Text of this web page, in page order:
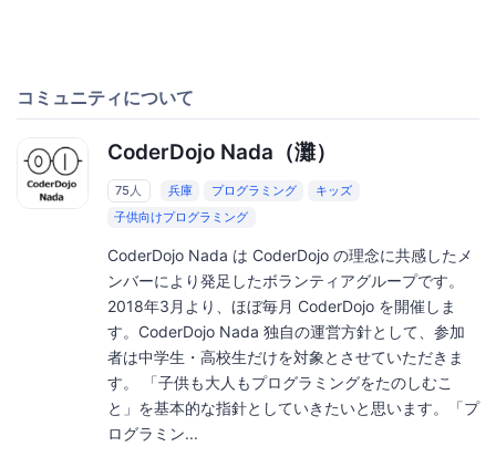
コミュニティについて
CoderDojo Nada（灘）
75人 兵庫 プログラミング
キッズ
子供向けプログラミング
CoderDojo Nada は CoderDojo の理念に共感したメ
ンバーにより発足したボランティアグループです。
2018年3月より、ほぼ毎月 CoderDojo を開催しま
す。CoderDojo Nada 独自の運営方針として、参加
者は中学生・高校生だけを対象とさせていただきま
す。 「子供も大人もプログラミングをたのしむこ
と」を基本的な指針としていきたいと思います。「プ
ログラミン...